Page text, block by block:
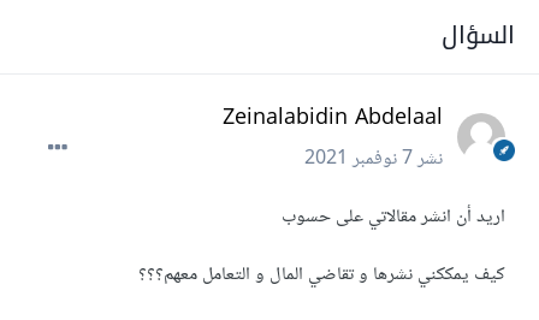
السؤال
Zeinalabidin Abdelaal
نشر7 نوفمبر 2021
اريد أن انشر مقالاتي على حسوب
كيف يمككني نشرها و تقاضي المال و التعامل معهم؟؟؟